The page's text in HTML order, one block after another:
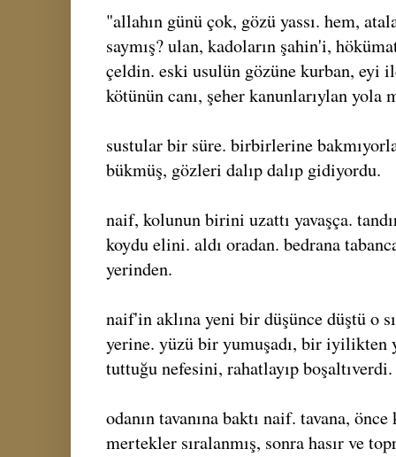
"allahın günü çok, gözü yassı. hem,
saymış? ulan, kadoların şahin'i,
çeldin. eski usulün gözüne kurban, eyi
kötünün canı, şeher kanunlarıylan yola
sustular bir süre. birbirlerine
bükmüş, gözleri dalıp dalıp gidiyordu.
naif, kolunun birini uzattı yavaşça.
koydu elini. aldı oradan. bedrana
yerinden.
naif'in aklına yeni bir düşünce düştü o
yerine. yüzü bir yumuşadı, bir iyilikten
tuttuğu nefesini, rahatlayıp boşaltıverdi.
odanın tavanına baktı naif. tavana,
mertekler sıralanmış, sonra hasır ve